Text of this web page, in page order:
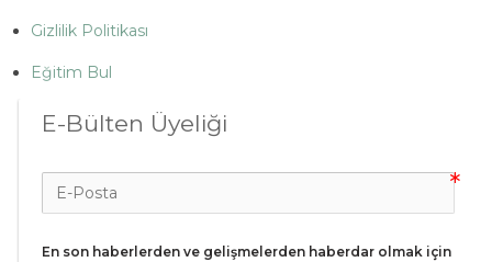
Gizlilik Politikası
Eğitim Bul
E-Bülten Üyeliği
En son haberlerden ve gelişmelerden haberdar olmak için